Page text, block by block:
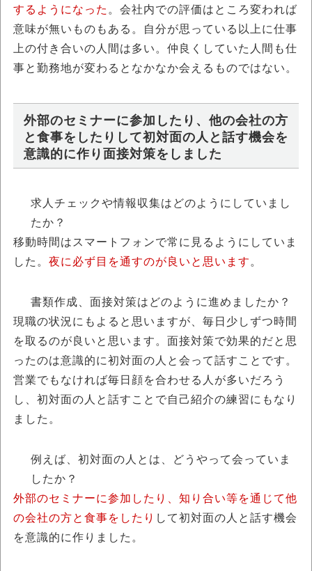
するようになった 。会社内での評価はところ変われば
意味が無いものもある。自分が思っている以上に仕事
上の付き合いの人間は多い。仲良くしていた人間も仕
事と勤務地が変わるとなかなか会えるものではない。
外部のセミナーに参加したり、他の会社の方
と食事をしたりして初対面の人と話す機会を
意識的に作り面接対策をしました
求人チェックや情報収集はどのようにしていまし
たか？
移動時間はスマートフォンで常に見るようにしていま
した。 夜に必ず目を通すのが良いと思います 。
書類作成、面接対策はどのように進めましたか？
現職の状況にもよると思いますが、毎日少しずつ時間
を取るのが良いと思います。面接対策で効果的だと思
ったのは意識的に初対面の人と会って話すことです。
営業でもなければ毎日顔を合わせる人が多いだろう
し、初対面の人と話すことで自己紹介の練習にもなり
ました。
例えば、初対面の人とは、どうやって会っていま
したか？
外部のセミナーに参加したり、知り合い等を通じて他
の会社の方と食事をしたり して初対面の人と話す機会
を意識的に作りました。